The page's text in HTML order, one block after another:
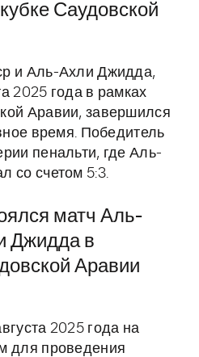
Саудовской
и Аль-Ахли Джидда,
2025 года в рамках
Аравии, завершился
время. Победитель
пенальти, где Аль-
со счетом 5:3.
матч Аль-
Джидда в
Аравии
2025 года на
для проведения